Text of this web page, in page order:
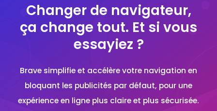
Changer de navigateur,
ça change tout. Et si vous
essayiez ?
Brave simplifie et accélère votre navigation en
bloquant les publicités par défaut, pour une
expérience en ligne plus claire et plus sécurisée.